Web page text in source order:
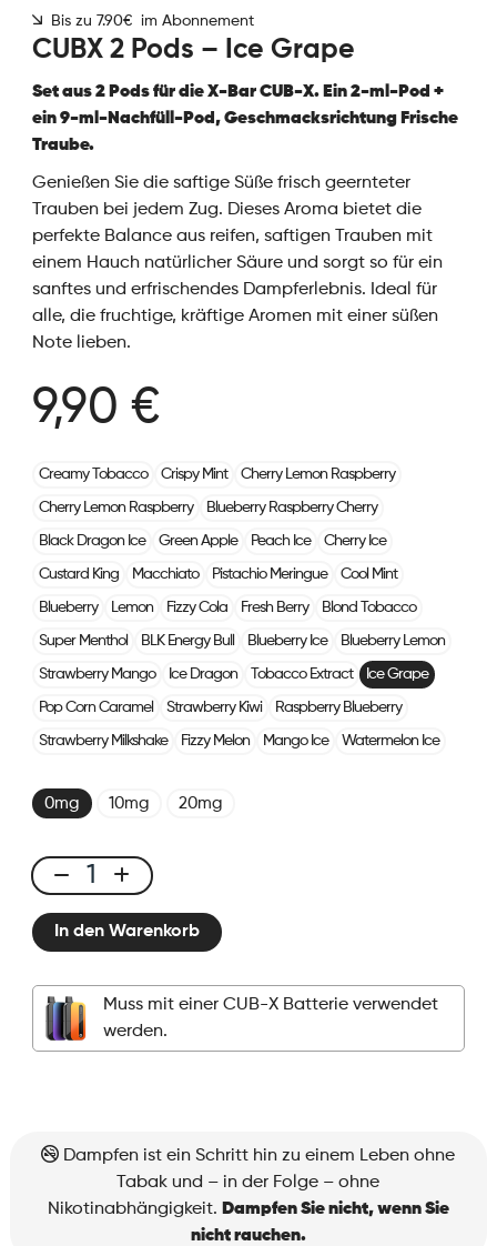
Bis zu 7.90€ im Abonnement
CUBX 2 Pods – Ice Grape
Set aus 2 Pods für die X-Bar CUB-X. Ein 2-ml-Pod +
ein 9-ml-Nachfüll-Pod, Geschmacksrichtung Frische
Traube.
Genießen Sie die saftige Süße frisch geernteter
Trauben bei jedem Zug. Dieses Aroma bietet die
perfekte Balance aus reifen, saftigen Trauben mit
einem Hauch natürlicher Säure und sorgt so für ein
sanftes und erfrischendes Dampferlebnis. Ideal für
alle, die fruchtige, kräftige Aromen mit einer süßen
Note lieben.
9,90 €
Creamy Tobacco Crispy Mint Cherry Lemon Raspberry
Cherry Lemon Raspberry Blueberry Raspberry Cherry
Black Dragon Ice Green Apple Peach Ice Cherry Ice
Custard King Macchiato Pistachio Meringue Cool Mint
Blueberry Lemon Fizzy Cola Fresh Berry Blond Tobacco
Super Menthol BLK Energy Bull Blueberry Ice Blueberry Lemon
Strawberry Mango Ice Dragon Tobacco Extract Ice Grape
Pop Corn Caramel Strawberry Kiwi Raspberry Blueberry
Strawberry Milkshake Fizzy Melon Mango Ice Watermelon Ice
0mg 10mg 20mg
CUBX
Pods
Ice
Grape
Menge
In den Warenkorb
Muss mit einer CUB-X Batterie verwendet
werden.
Dampfen ist ein Schritt hin zu einem Leben ohne
Tabak und – in der Folge – ohne
Nikotinabhängigkeit. Dampfen Sie nicht, wenn Sie
nicht rauchen.